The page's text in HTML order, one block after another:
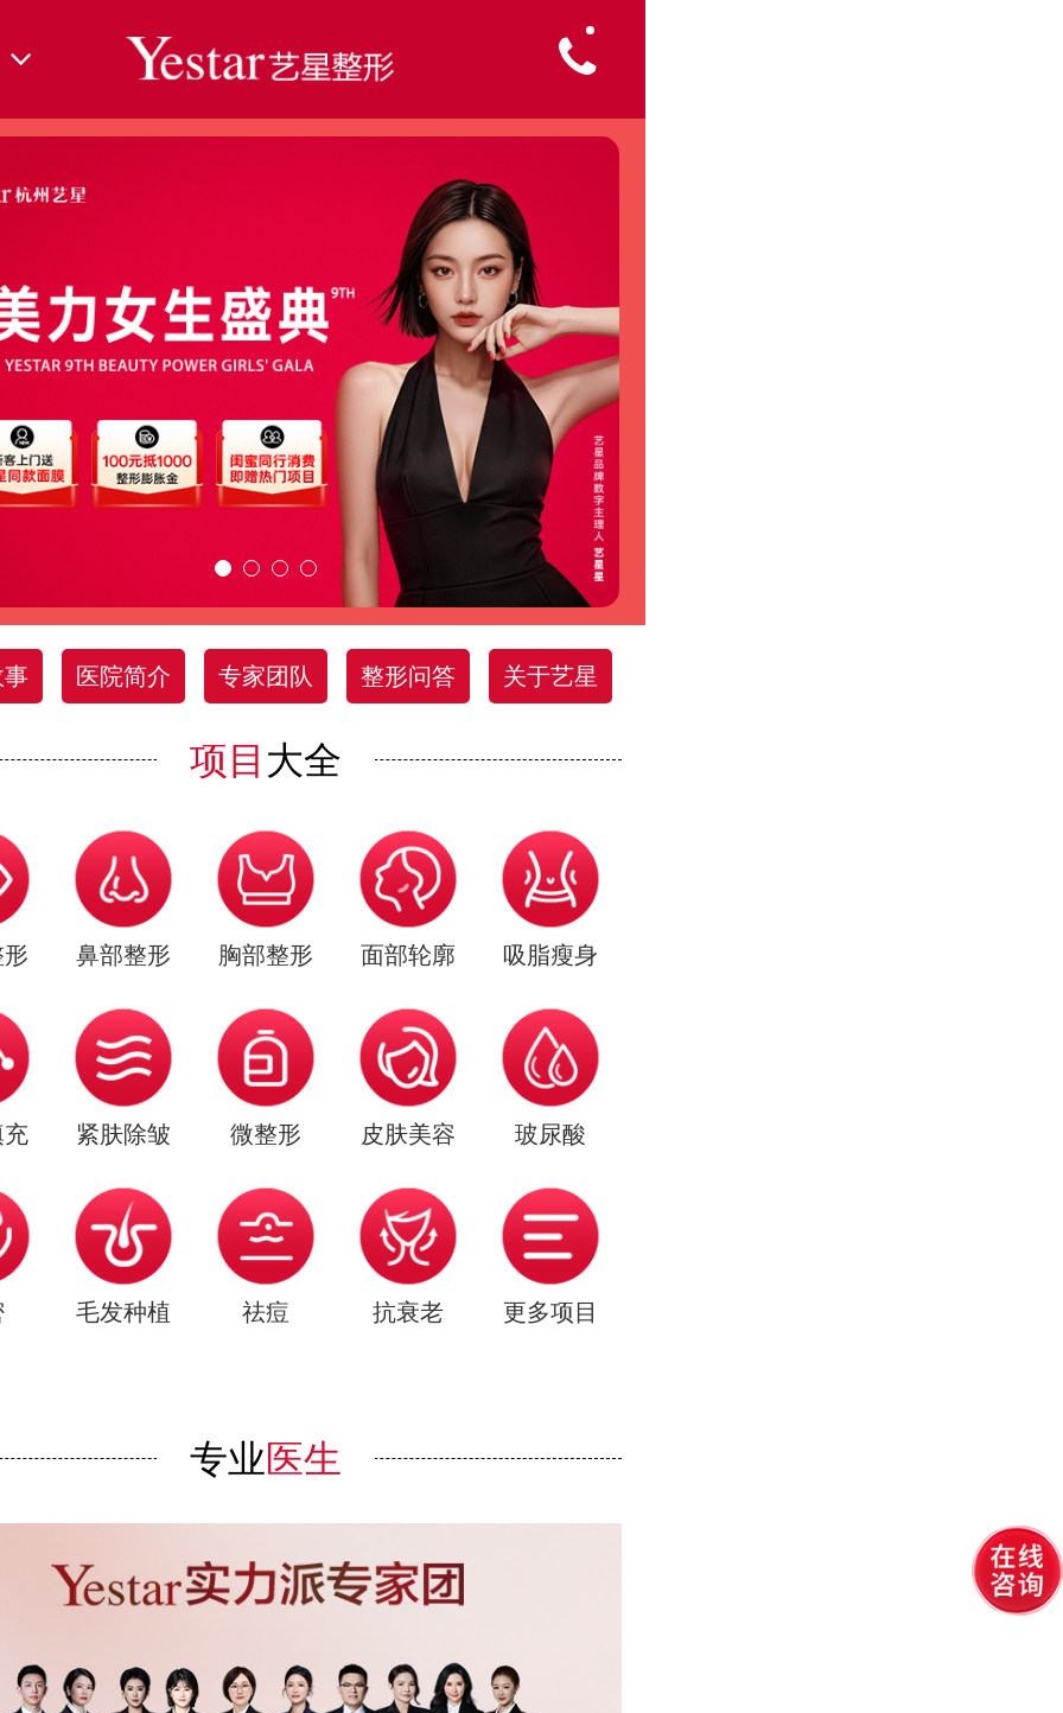
事 医院简介 专家团队 整形问答 关于艺星
项目 大全
鼻部整形 胸部整形 面部轮廓 吸脂瘦身
充 紧肤除皱 微整形 皮肤美容 玻尿酸
毛发种植 祛痘 抗衰老 更多项目
专业医生